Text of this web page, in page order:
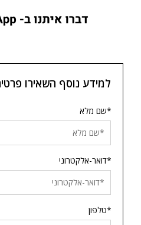
למידע נוסף השאירו
*שם מלא
*דואר-אלקטרוני
*טלפון